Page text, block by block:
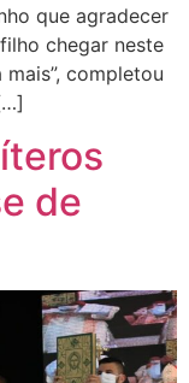
que agradecer
chegar neste
completou
de